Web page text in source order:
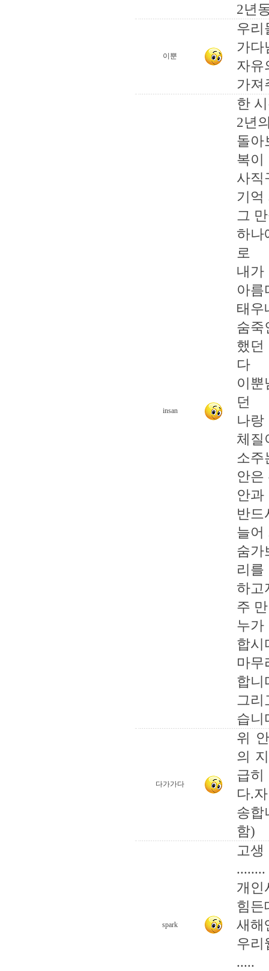
2년
이뿐
우리
가다
자유
가져
insan
한
2년
돌아
복이
사직
기억
그
하나
로
내가
아름
태우
숨죽
했던
다
이
던
나랑
체질
소주
안은
안과
반드
늘어
숨가
리를
하고
주
누
합시
마무
합니
그리
습니
다가가다
위
의
급히
다.
송
함)
spark
고
........
개
힘든
새해
우리
.....